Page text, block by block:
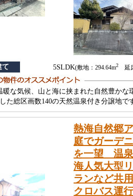
て 5SLDK(敷地：294.64m2延床
暖な気候、山と海に挟まれた自然豊か
た総区画数140の天然温泉付き分譲地で
熱海自然郷
庭でガーデ
を一望 温
海人気大型
ランなど共
クロバス運